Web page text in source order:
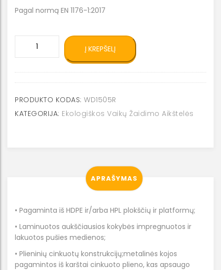
Pagal normą EN 1176-1:2017
žaidimų
kompleksas
WD1505
pritaikytas
Į KREPŠELĮ
PRODUKTO KODAS: WD1505R
KATEGORIJA: Ekologiškos Vaikų Žaidimo Aikštelės
APRAŠYMAS
• Pagaminta iš HDPE ir/arba HPL plokščių ir platformų;
• Laminuotos aukščiausios kokybės impregnuotos ir
lakuotos pušies medienos;
• Plieninių cinkuotų konstrukcijų;metalinės kojos
pagamintos iš karštai cinkuoto plieno, kas apsaugo